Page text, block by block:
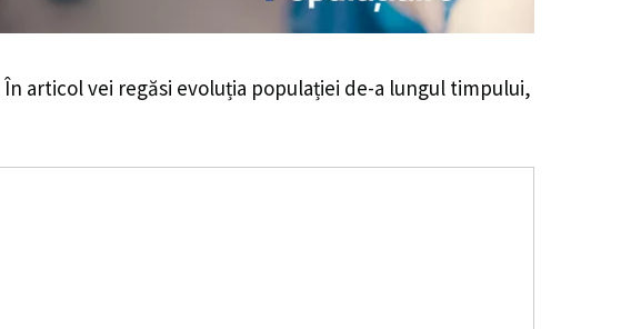
În articol vei regăsi evoluția populației de-a lungul timpului,